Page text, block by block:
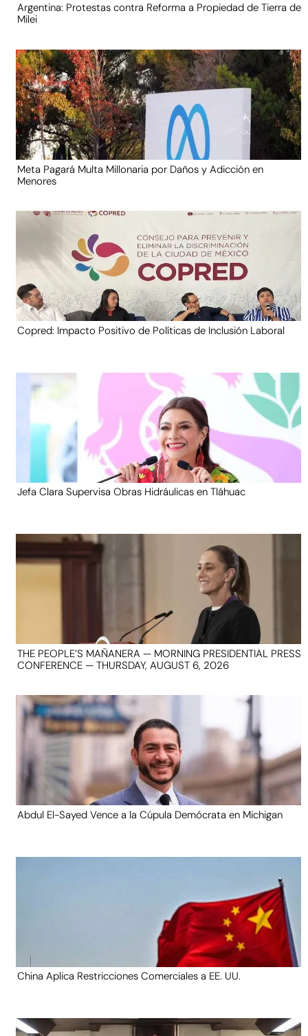
Argentina: Protestas contra Reforma a Propiedad de Tierra de
Milei
Meta Pagará Multa Millonaria por Daños y Adicción en
Menores
Copred: Impacto Positivo de Políticas de Inclusión Laboral
Jefa Clara Supervisa Obras Hidráulicas en Tláhuac
THE PEOPLE’S MAÑANERA — MORNING PRESIDENTIAL PRESS
CONFERENCE — THURSDAY, AUGUST 6, 2026
Abdul El-Sayed Vence a la Cúpula Demócrata en Michigan
China Aplica Restricciones Comerciales a EE. UU.